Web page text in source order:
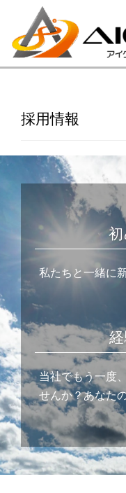
採用情報
私たちと一緒に
当社でもう一度
せんか？あなた